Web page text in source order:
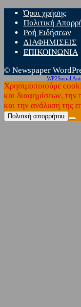
Όροι χρήσης
Πολιτική
Ροή Ειδήσεων
ΔΙΑΦΗΜΙΣΕΙΣ
ΕΠΙΚΟΙΝΩΝΙΑ
© Newspaper
WP2Social
Χρησιμοποιούμε
και διαφημίσεων, την
και την ανάλυση της
Πολιτική απορρήτου